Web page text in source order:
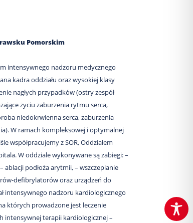
Pomorskim
intensywnego nadzoru medycznego
kadra oddziału oraz wysokiej klasy
nagłych przypadków (ostry zespół
życiu zaburzenia rytmu serca,
niedokrwienna serca, zaburzenia
W ramach kompleksowej i optymalnej
współpracujemy z SOR, Oddziałem
W oddziale wykonywane są zabiegi: –
podłoża arytmii, – wszczepianie
defibrylatorów oraz urządzeń do
intensywnego nadzoru kardiologicznego
których prowadzone jest leczenie
intensywnej terapii kardiologicznej –